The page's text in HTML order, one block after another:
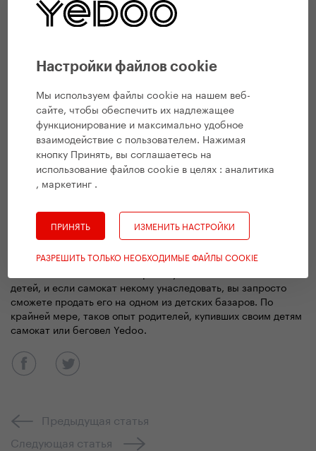
Настройки файлов cookie
Мы используем файлы cookie на нашем веб-
сайте, чтобы обеспечить их надлежащее
функционирование и максимально удобное
взаимодействие с пользователем. Нажимая
кнопку Принять, вы соглашаетесь на
использование файлов cookie в целях :аналитика
, маркетинг .
ПРИНЯТЬ ИЗМЕНИТЬ НАСТРОЙКИ
РАЗРЕШИТЬ ТОЛЬКО НЕОБХОДИМЫЕ ФАЙЛЫ COOKIE
раз получат признание.
С самокатом дети будут просто счастливее, здоровее,
детей, и если самокат некому унаследовать, вы запросто
сможете продать его на одном из детских базаров. По
крайней мере, таков опыт родителей, купивших своим детям
самокат или беговел Yedoo.
Предыдущая статья
Следующая статья